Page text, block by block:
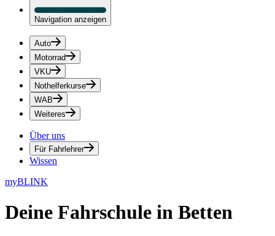
Navigation anzeigen
Auto
Motorrad
VKU
Nothelferkurse
WAB
Weiteres
Über uns
Für Fahrlehrer
Wissen
myBLINK
Deine Fahrschule in Betten